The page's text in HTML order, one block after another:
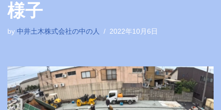
へ
ス
キ
様子
by 中井土木株式会社の中の人 2022年10月6日